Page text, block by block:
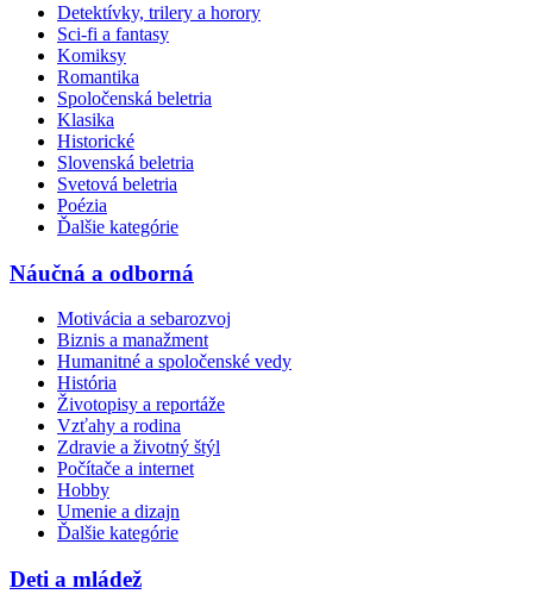
Detektívky, trilery a horory
Sci-fi a fantasy
Komiksy
Romantika
Spoločenská beletria
Klasika
Historické
Slovenská beletria
Svetová beletria
Poézia
Ďalšie kategórie
Náučná a odborná
Motivácia a sebarozvoj
Biznis a manažment
Humanitné a spoločenské vedy
História
Životopisy a reportáže
Vzťahy a rodina
Zdravie a životný štýl
Počítače a internet
Hobby
Umenie a dizajn
Ďalšie kategórie
Deti a mládež